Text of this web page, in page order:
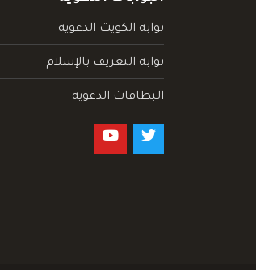
بوابة الكويت الدعوية
بوابة التعريف بالإسلام
البطاقات الدعوية